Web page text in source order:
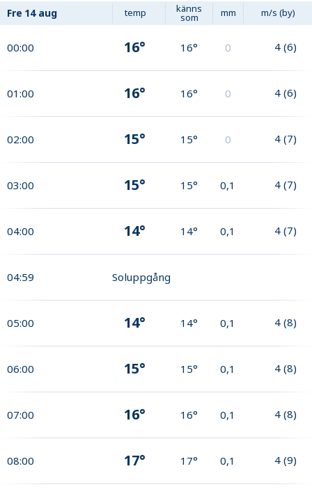
Fre 14 aug temp känns
som mm m/s (by)
00:00 16° 16° 0 4 (6)
01:00 16° 16° 0 4 (6)
02:00 15° 15° 0 4 (7)
03:00 15° 15° 0,1 4 (7)
04:00 14° 14° 0,1 4 (7)
04:59 Soluppgång
05:00 14° 14° 0,1 4 (8)
06:00 15° 15° 0,1 4 (8)
07:00 16° 16° 0,1 4 (8)
08:00 17° 17° 0,1 4 (9)